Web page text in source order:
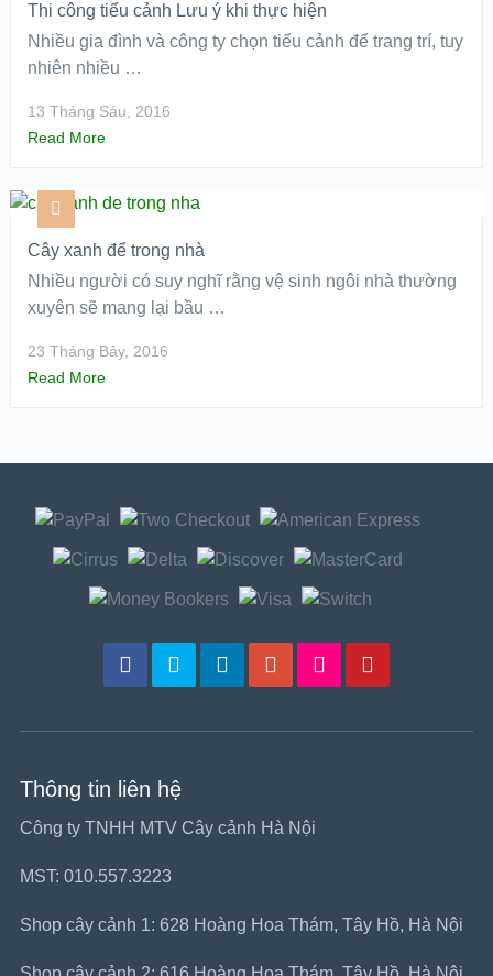
Thi công tiểu cảnh Lưu ý khi thực hiện
Nhiều gia đình và công ty chọn tiểu cảnh để trang trí, tuy
nhiên nhiều …
13 Tháng Sáu, 2016
Read More
Cây xanh để trong nhà
Nhiều người có suy nghĩ rằng vệ sinh ngôi nhà thường
xuyên sẽ mang lại bầu …
23 Tháng Bảy, 2016
Read More
Thông tin liên hệ
Công ty TNHH MTV Cây cảnh Hà Nội
MST: 010.557.3223
Shop cây cảnh 1: 628 Hoàng Hoa Thám, Tây Hồ, Hà Nội